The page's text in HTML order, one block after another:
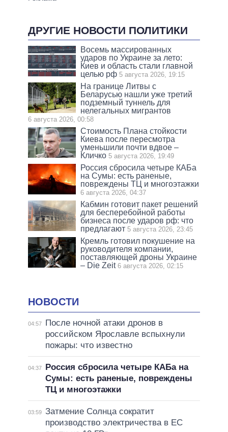
ДРУГИЕ НОВОСТИ ПОЛИТИКИ
Восемь массированных
ударов по Украине за лето:
Киев и область стали главной
целью рф 5 августа 2026, 19:15
На границе Литвы с
Беларусью нашли уже третий
подземный туннель для
нелегальных мигрантов
6 августа 2026, 00:58
Стоимость Плана стойкости
Киева после пересмотра
уменьшили почти вдвое –
Кличко 5 августа 2026, 19:49
Россия сбросила четыре КАБа
на Сумы: есть раненые,
повреждены ТЦ и многоэтажки
6 августа 2026, 04:37
Кабмин готовит пакет решений
для бесперебойной работы
бизнеса после ударов рф: что
предлагают 5 августа 2026, 23:45
Кремль готовил покушение на
руководителя компании,
поставляющей дроны Украине
– Die Zeit 6 августа 2026, 02:15
НОВОСТИ
04:57
После ночной атаки дронов в
российском Ярославле вспыхнули
пожары: что известно
04:37
Россия сбросила четыре КАБа на
Сумы: есть раненые, повреждены
ТЦ и многоэтажки
03:59 Затмение Солнца сократит
производство электричества в ЕС